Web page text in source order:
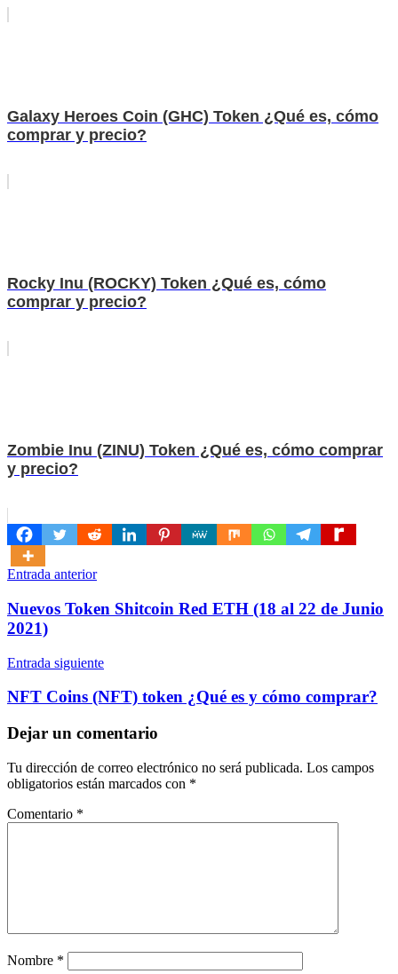
Galaxy Heroes Coin (GHC) Token ¿Qué es, cómo
comprar y precio?
Rocky Inu (ROCKY) Token ¿Qué es, cómo
comprar y precio?
Zombie Inu (ZINU) Token ¿Qué es, cómo comprar
y precio?
Navegación
de
entradas
Entrada anterior
Nuevos Token Shitcoin Red ETH (18 al 22 de Junio
2021)
Entrada siguiente
NFT Coins (NFT) token ¿Qué es y cómo comprar?
Dejar un comentario
Tu dirección de correo electrónico no será publicada. Los campos
obligatorios están marcados con *
Comentario *
Nombre *